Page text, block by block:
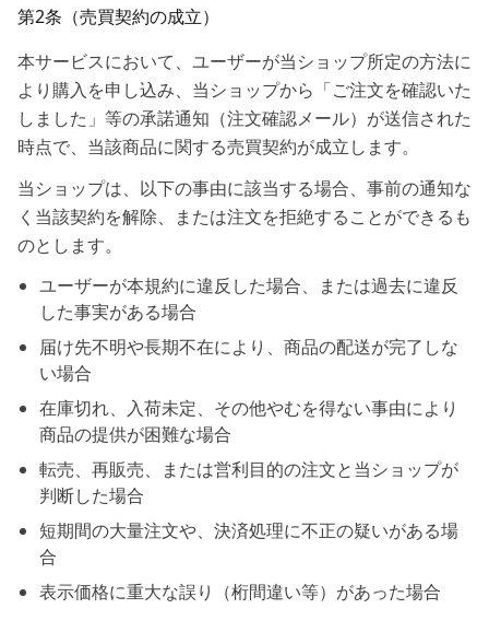
第2条（売買契約の成立）
本サービスにおいて、ユーザーが当ショップ所定の方法に
より購入を申し込み、当ショップから「ご注文を確認いた
しました」等の承諾通知（注文確認メール）が送信された
時点で、当該商品に関する売買契約が成立します。
当ショップは、以下の事由に該当する場合、事前の通知な
く当該契約を解除、または注文を拒絶することができるも
のとします。
ユーザーが本規約に違反した場合、または過去に違反
した事実がある場合
届け先不明や長期不在により、商品の配送が完了しな
い場合
在庫切れ、入荷未定、その他やむを得ない事由により
商品の提供が困難な場合
転売、再販売、または営利目的の注文と当ショップが
判断した場合
短期間の大量注文や、決済処理に不正の疑いがある場
合
表示価格に重大な誤り（桁間違い等）があった場合